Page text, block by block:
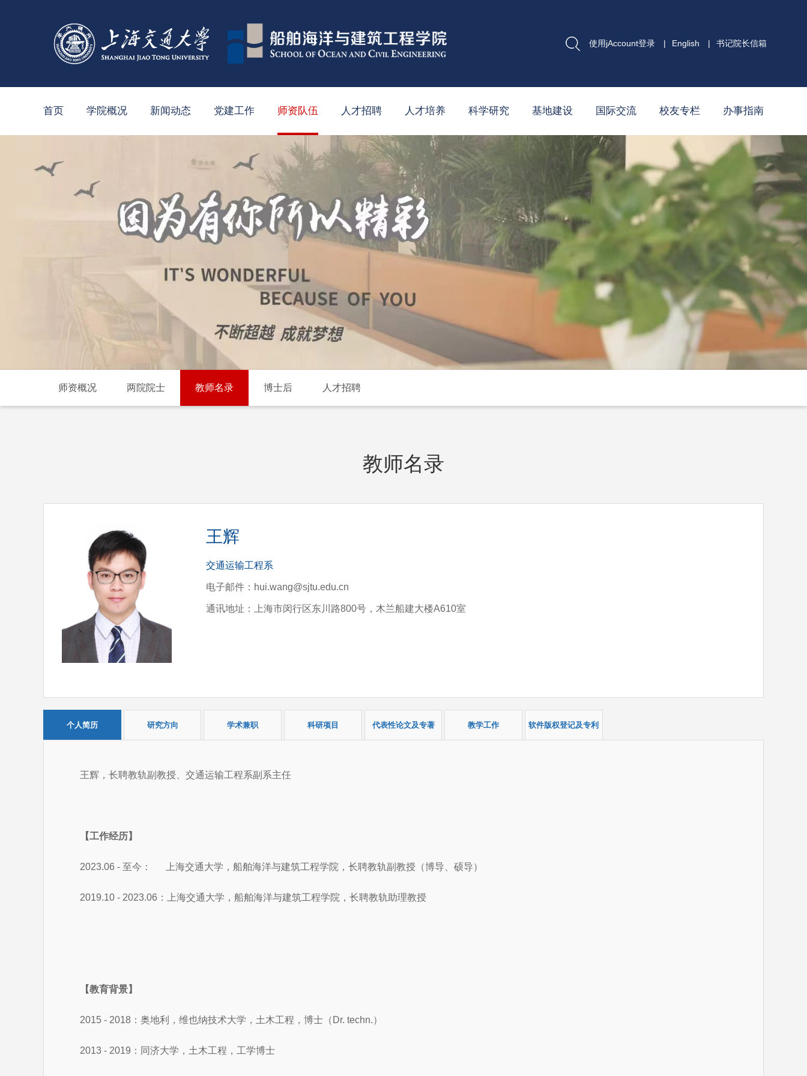
使用jAccount登录 | English | 书记院长信箱
首页 学院概况 新闻动态 党建工作 师资队伍 人才招聘 人才培养 科学研究 基地建设 国际交流 校友专栏 办事指南
师资概况 两院院士 教师名录 博士后 人才招聘
教师名录
王辉
交通运输工程系
电子邮件：hui.wang@sjtu.edu.cn
通讯地址：上海市闵行区东川路800号，木兰船建大楼A610室
个人简历 研究方向 学术兼职 科研项目 代表性论文及专著 教学工作 软件版权登记及专利
王辉，长聘教轨副教授、交通运输工程系副系主任
【工作经历】
2023.06 - 至今： 上海交通大学，船舶海洋与建筑工程学院，长聘教轨副教授（博导、硕导）
2019.10 - 2023.06：上海交通大学，船舶海洋与建筑工程学院，长聘教轨助理教授
【教育背景】
2015 - 2018：奥地利，维也纳技术大学，土木工程，博士（Dr. techn.）
2013 - 2019：同济大学，土木工程，工学博士